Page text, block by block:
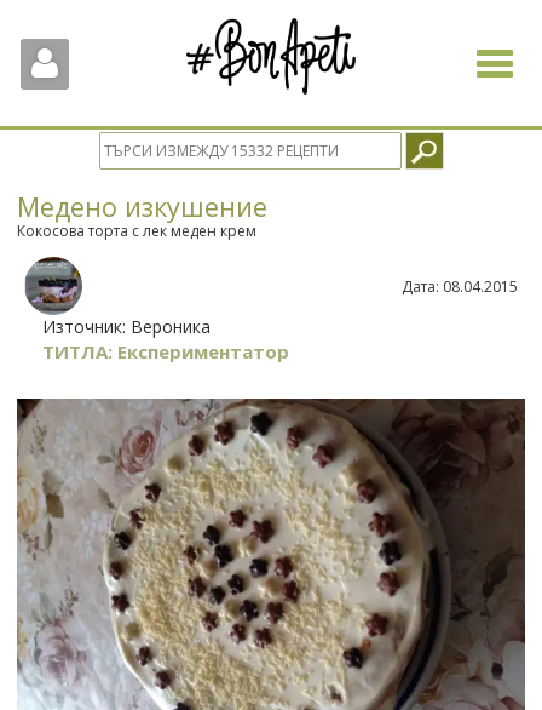
Toggle
Медено изкушение
Кокосова торта с лек меден крем
Източник: Вероника
ТИТЛА: Експериментатор
Дата: 08.04.2015